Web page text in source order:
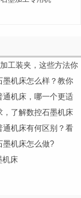
工装夹，这些方法你
墨机床怎么样？教你
通机床，哪一个更适
，了解数控石墨机床
通机床有何区别？看
墨机床怎么做?
机床